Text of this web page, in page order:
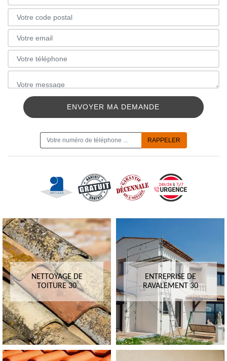
NETTOYAGE DE
TOITURE 30
ENTREPRISE DE
RAVALEMENT 30